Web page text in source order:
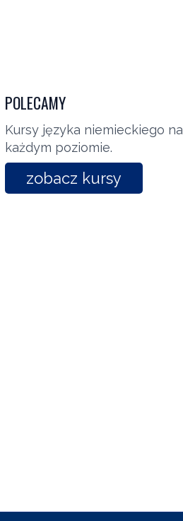
POLECAMY
Kursy języka niemieckiego na
każdym poziomie.
zobacz kursy